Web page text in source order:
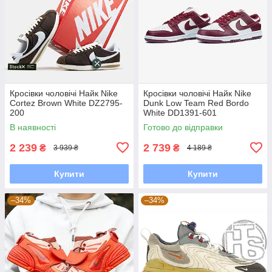
Кросівки чоловічі Найк Nike
Cortez Brown White DZ2795-
200
В наявності
2 239 ₴ 3 939 ₴
Купити
Кросівки чоловічі Найк Nike
Dunk Low Team Red Bordo
White DD1391-601
Готово до відправки
2 739 ₴ 4 189 ₴
Купити
–34% –34%